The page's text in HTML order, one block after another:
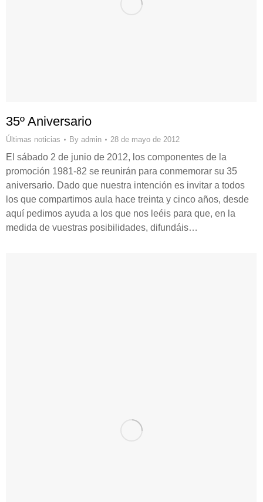
35º Aniversario
Últimas noticias By admin 28 de mayo de 2012
El sábado 2 de junio de 2012, los componentes de la
promoción 1981-82 se reunirán para conmemorar su 35
aniversario. Dado que nuestra intención es invitar a todos
los que compartimos aula hace treinta y cinco años, desde
aquí pedimos ayuda a los que nos leéis para que, en la
medida de vuestras posibilidades, difundáis…